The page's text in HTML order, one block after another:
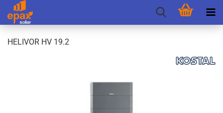
HE­LI­VOR HV 19.2